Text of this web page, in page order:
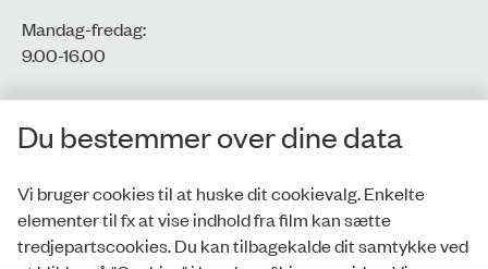
Mandag-fredag:
9.00-16.00​
CVR-nr.: 77806113
EAN-nr.: 5798000016002
Privatlivspolitik
Du bestemmer over dine data
Vi bruger cookies til at huske dit cookievalg. Enkelte
elementer til fx at vise indhold fra film kan sætte
tredjepartscookies. Du kan tilbagekalde dit samtykke ved